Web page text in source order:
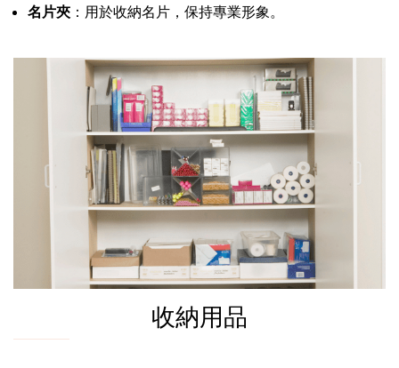
名片夾 ：用於收納名片，保持專業形象。
收納用品